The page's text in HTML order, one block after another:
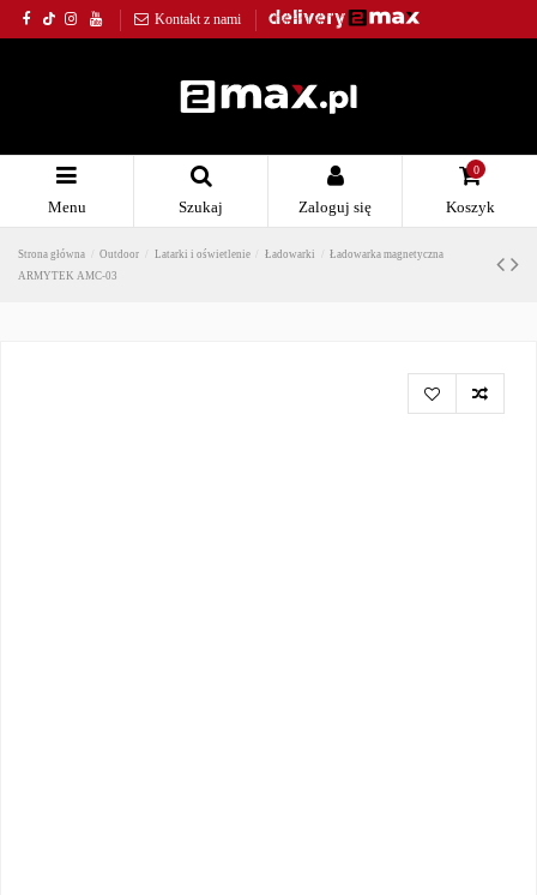
Kontakt z nami
Menu Szukaj Zaloguj się
0
Koszyk
Strona główna Outdoor Latarki i oświetlenie Ładowarki
Ładowarka magnetyczna
ARMYTEK AMC-03